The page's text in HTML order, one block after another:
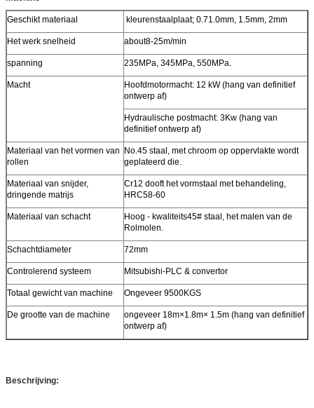
Geschikt materiaal kleurenstaalplaat; 0.71.0mm, 1.5mm, 2mm
Het werk snelheid about8-25m/min
spanning 235MPa, 345MPa, 550MPa.
Macht
Hoofdmotormacht: 12 kW (hang van definitief
ontwerp af)
Hydraulische postmacht: 3Kw (hang van
definitief ontwerp af)
Materiaal van het vormen van
rollen
No.45 staal, met chroom op oppervlakte wordt
geplateerd die.
Materiaal van snijder,
dringende matrijs
Cr12 dooft het vormstaal met behandeling,
HRC58-60
Materiaal van schacht
Hoog - kwaliteits45# staal, het malen van de
Rolmolen.
Schachtdiameter 72mm
Controlerend systeem Mitsubishi-PLC & convertor
Totaal gewicht van machine Ongeveer 9500KGS
De grootte van de machine
ongeveer 18m×1.8m× 1.5m (hang van definitief
ontwerp af)
Beschrijving: